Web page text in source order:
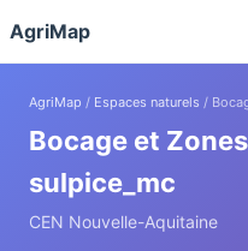
AgriMap
AgriMap / Espaces naturels /
Bocage et
sulpice_mc
CEN Nouvelle-Aquitaine